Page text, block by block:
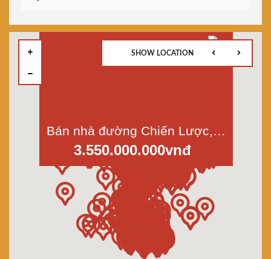
Bán nhà đường Chiến Lược, Bình Trị Đông A, Bình Tân, dt 4x13m, hẻm xe hơi
3.550.000.000vnđ
SHOW LOCATION